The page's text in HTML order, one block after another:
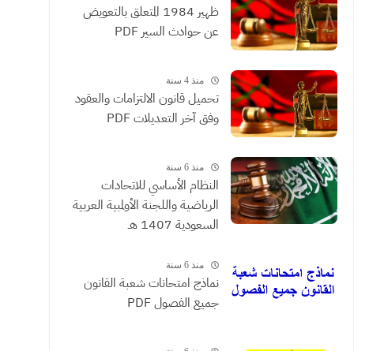
ظهير 1984 المتعلق بالتعويض
عن حوادث السير PDF
منذ 4 سنة
تحميل قانون الالتزامات والعقود
وفق آخر التعديلات PDF
منذ 6 سنة
النظام الأساسي للاتحادات
الرياضية واللجنة الأولمبية العربية
السعودية 1407 هـ
منذ 6 سنة
نماذج امتحانات شعبة القانون
جميع الفصول PDF